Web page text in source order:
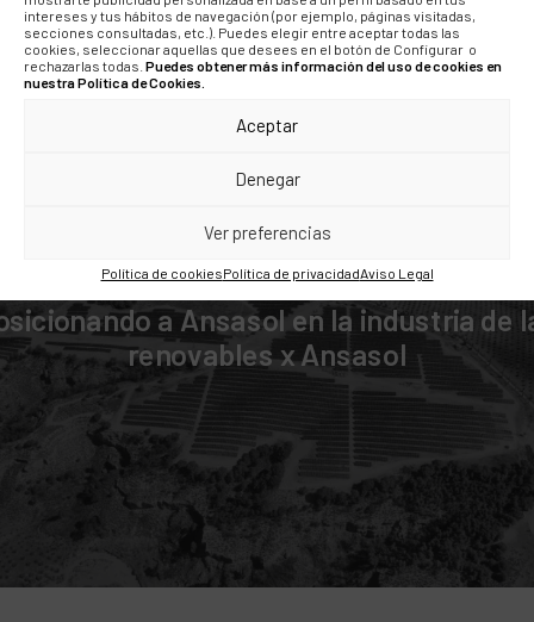
intereses y tus hábitos de navegación (por ejemplo, páginas visitadas,
secciones consultadas, etc.). Puedes elegir entre aceptar todas las
cookies, seleccionar aquellas que desees en el botón de Configurar o
rechazarlas todas. Puedes obtener más información del uso de cookies en
nuestra Política de Cookies.
Aceptar
Denegar
Ver preferencias
Política de cookiesPolítica de privacidadAviso Legal
a Ansasol en la industria de
renovables x Ansasol